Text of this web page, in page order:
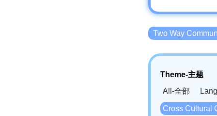
Two Way
Theme-主题
All-全部
Cross Cultural